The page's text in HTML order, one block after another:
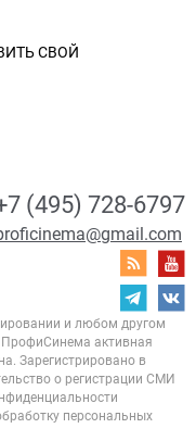
СВОЙ
(495) 728-6797
и любом другом
ПрофиСинема активная
Зарегистрировано в
о регистрации СМИ
персональных